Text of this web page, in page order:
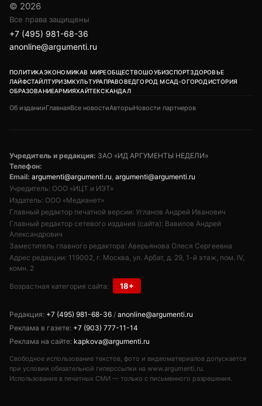
© 2026
Все права защищены
+7 (495) 981-68-36
anonline@argumenti.ru
ПОЛИТИКАЭКОНОМИКАВ МИРЕОБЩЕСТВОШОУБИЗСПОРТЗДОРОВЬЕ
ЛАЙФСТАЙЛТУРИЗМКУЛЬТУРАПРАВОВЕДГОРОД МСАД-ОГОРОДИСТОРИЯ
ОБРАЗОВАНИЕАРМИЯХАЙТЕКСКАНДАЛ
Об изданииГлавнаяВсе новостиАвторыНовости партнеров
Учредитель и редакция: ЗАО «ИД АРГУМЕНТЫ НЕДЕЛИ»
Телефон:
Email: argumenti@argumenti.ru, argumenti@argumenti.ru
Учредитель: ООО «ИЦТ и ИЭТ»
Издатель: ООО «Медианет»
Главный редактор печатной версии: Угланов Андрей Иванович
Главный редактор сетевого издания (сайта): Вавилов Андрей
Александрович
Заместитель главного редактора: Аверьянова Олеся Сергеевна
Адрес редакции: 119002, г. Москва, ул. Арбат, д. 29, 1-й этаж, пом. IV,
комн. 2
Возрастная категория сайта: 18+
Редакция: +7 (495) 981-68-36 / anonline@argumenti.ru
Реклама в газете: +7 (903) 777-11-14
Реклама на сайте: kapkova@argumenti.ru
Свободное использование текстов, фото и видеоматериалов допускается
при условии обязательной гиперссылки на www.argumenti.ru.
Использование в печатных СМИ — только с письменного разрешения.